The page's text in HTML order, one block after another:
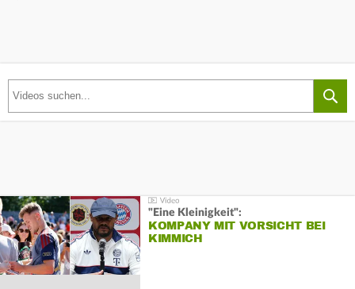
"Eine Kleinigkeit":
KOMPANY MIT VORSICHT BEI
KIMMICH